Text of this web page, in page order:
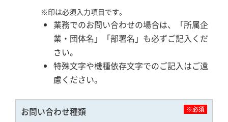
※印は必須入力項目です。
業務でのお問い合わせの場合は、「所属企
業・団体名」「部署名」も必ずご記入くだ
さい。
特殊文字や機種依存文字でのご記入はご遠
慮ください。
お問い合わせ種類 ※必須